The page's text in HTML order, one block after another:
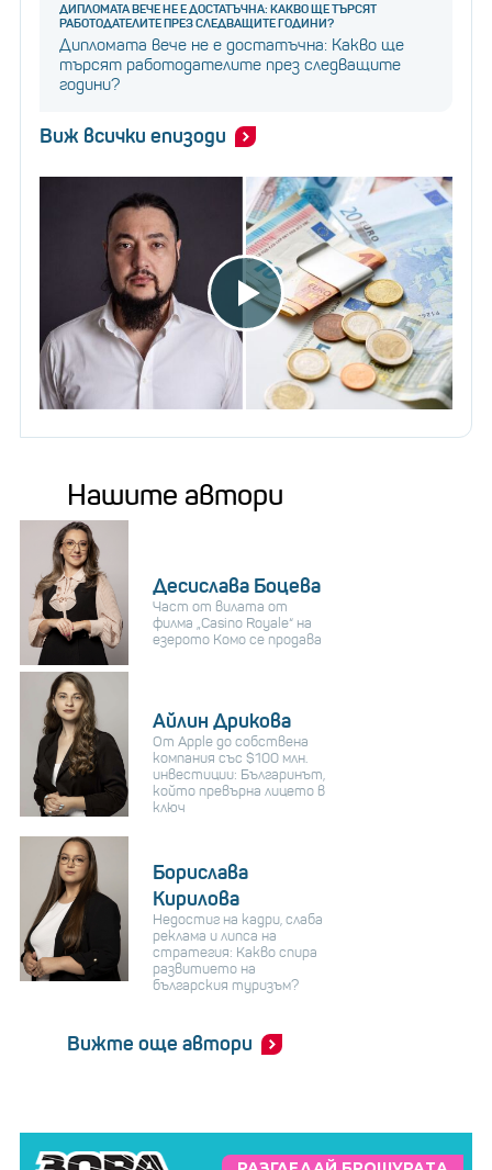
ДИПЛОМАТА ВЕЧЕ НЕ Е ДОСТАТЪЧНА: КАКВО ЩЕ ТЪРСЯТ
РАБОТОДАТЕЛИТЕ ПРЕЗ СЛЕДВАЩИТЕ ГОДИНИ?
Дипломата вече не е достатъчна: Какво ще
търсят работодателите през следващите
години?
Виж всички епизоди
Нашите автори
Десислава Боцева
Част от вилата от
филма „Casino Royale“ на
езерото Комо се продава
Айлин Дрикова
От Apple до собствена
компания със $100 млн.
инвестиции: Българинът,
който превърна лицето в
ключ
Борислава
Кирилова
Недостиг на кадри, слаба
реклама и липса на
стратегия: Какво спира
развитието на
българския туризъм?
Вижте още автори